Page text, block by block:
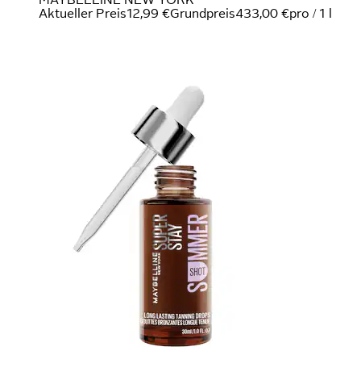
Aktueller Preis12,99 €Grundpreis433,00 €pro / 1 l